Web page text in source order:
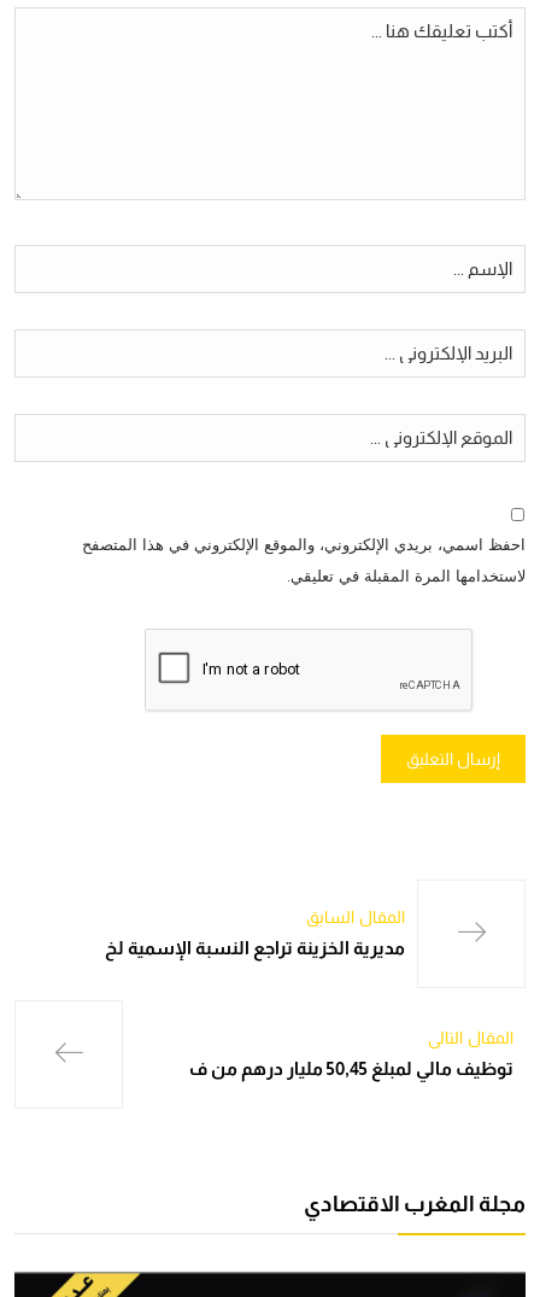
احفظ اسمي، بريدي الإلكتروني، والموقع الإلكتروني في هذا المتصفح
لاستخدامها المرة المقبلة في تعليقي.
المقال السابق
مديرية الخزينة تراجع النسبة الإسمية لخ
المقال التالي
توظيف مالي لمبلغ 50,45 مليار درهم من ف
مجلة المغرب الاقتصادي